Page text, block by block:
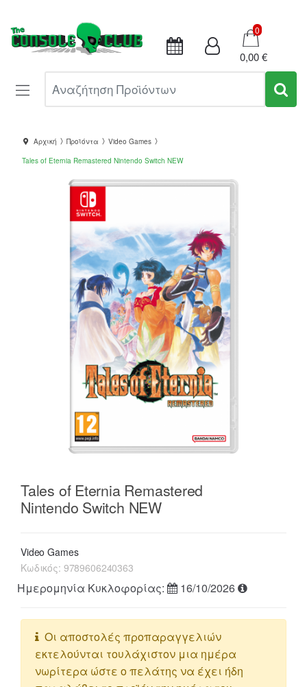
Καλάθι
0
0,00 €
Αρχική Προϊόντα
Video Games
Tales of Eternia Remastered Nintendo Switch NEW
Tales of Eternia Remastered
Nintendo Switch NEW
Video Games
Κωδικός: 9789606240363
Ημερομηνία Κυκλοφορίας: 16/10/2026
Οι αποστολές προπαραγγελιών
εκτελούνται τουλάχιστον μια ημέρα
νωρίτερα ώστε ο πελάτης να έχει ήδη